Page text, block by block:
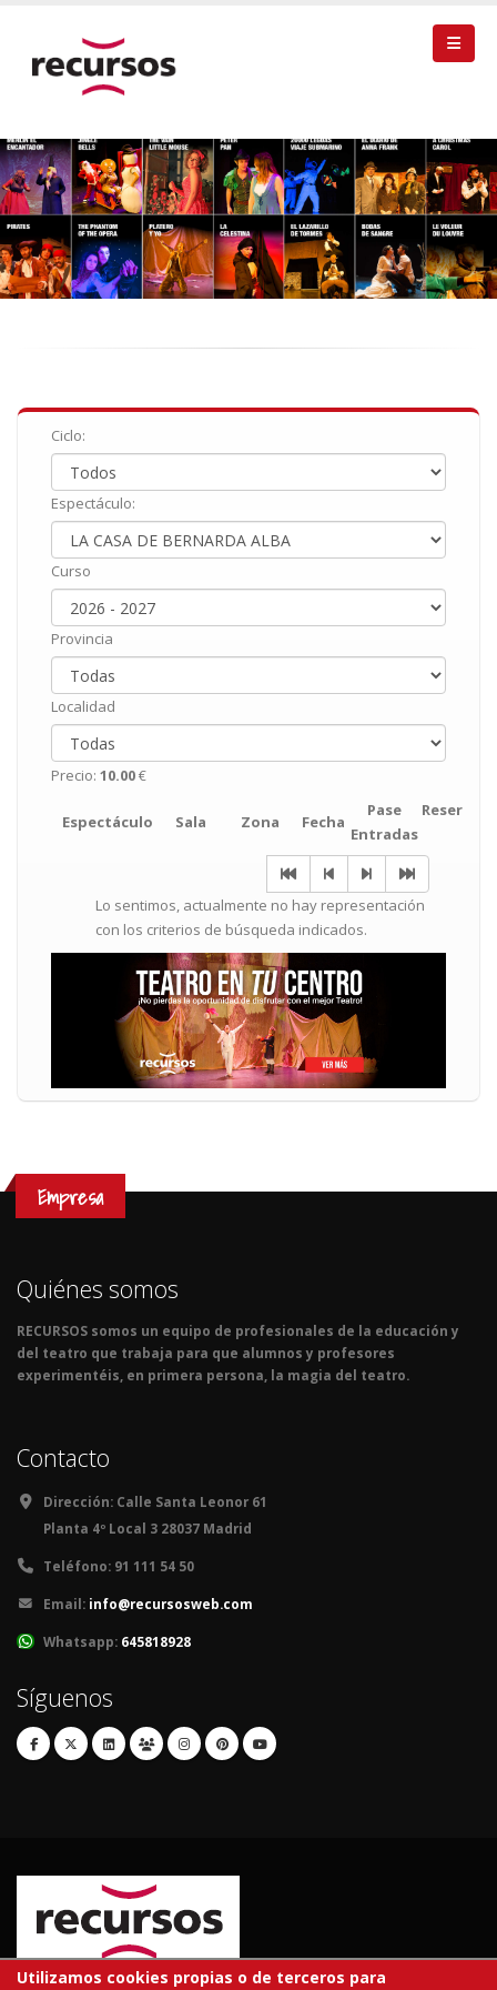
Ciclo:
Espectáculo:
Curso
Provincia
Localidad
Precio: 10.00€
Espectáculo Sala Zona Fecha
Pase
Entradas
Reservar
Lo sentimos, actualmente no hay representación
con los criterios de búsqueda indicados.
Empresa
Quiénes somos
RECURSOS somos un equipo de profesionales de la educación y
del teatro que trabaja para que alumnos y profesores
experimentéis, en primera persona, la magia del teatro.
Contacto
Dirección: Calle Santa Leonor 61
Planta 4º Local 3 28037 Madrid
Teléfono: 91 111 54 50
Email: info@recursosweb.com
Whatsapp: 645818928
Síguenos
Utilizamos cookies propias o de terceros para